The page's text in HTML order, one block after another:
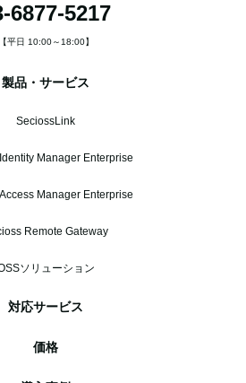
6877-5217
【平日 10:00～18:00】
製品・サービス
SeciossLink
Manager Enterprise
Manager Enterprise
Remote Gateway
ソリューション
対応サービス
価格